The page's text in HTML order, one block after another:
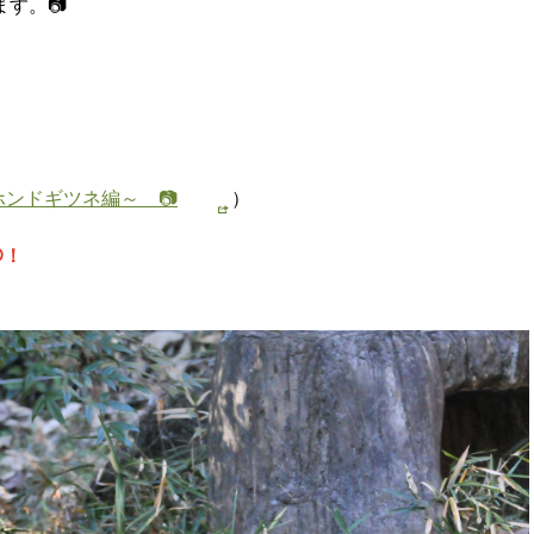
す。📷
ドギツネ編～ 📷 ）